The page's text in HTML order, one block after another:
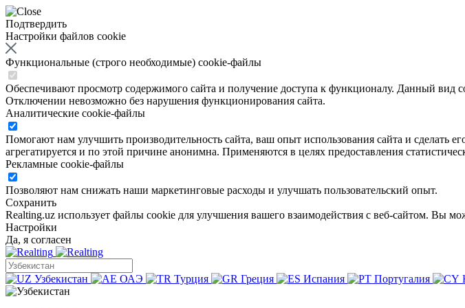
Подтвердить
Настройки файлов cookie
Функциональные (строго необходимые) cookie-файлы
Обеспечивают просмотр содержимого сайта и получение доступа к функционалу. Данный вид
Отключении невозможно без нарушения функционирования сайта.
Аналитические cookie-файлы
Помогают нам улучшить производительность сайта, ваш опыт использования сайта и сделать
агрегатируется и по этой причине анонимна. Применяются в целях предоставления
Рекламные cookie-файлы
Позволяют нам снижать наши маркетинговые расходы и улучшать пользовательский опыт.
Сохранить
Realting.uz использует файлы cookie для улучшения вашего взаимодействия с веб-сайтом. Вы
Настройки
Да, я согласен
Узбекистан ОАЭ Турция Греция Испания Португалия